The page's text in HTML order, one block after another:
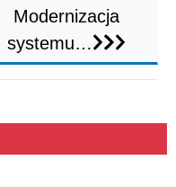
Modernizacja
systemu…